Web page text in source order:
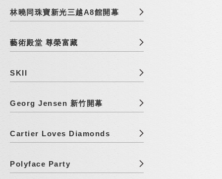
林曉同珠寶新光三越A8館開幕
藝術殿堂 尊榮富藏
SKII
Georg Jensen 新竹開幕
Cartier Loves Diamonds
Polyface Party